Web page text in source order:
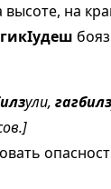
на
ули, гагбилз